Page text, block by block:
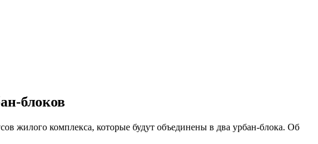
блоков
жилого комплекса, которые будут объединены в два урбан-блока. Об